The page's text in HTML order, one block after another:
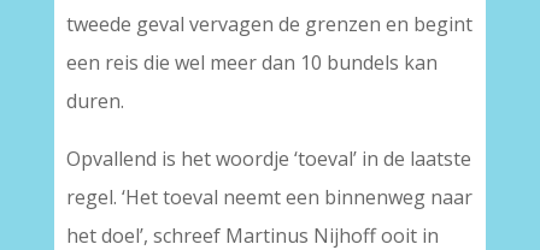
tweede geval vervagen de grenzen en begint
een reis die wel meer dan 10 bundels kan
duren.
Opvallend is het woordje ‘toeval’ in de laatste
regel. ‘Het toeval neemt een binnenweg naar
het doel’, schreef Martinus Nijhoff ooit in